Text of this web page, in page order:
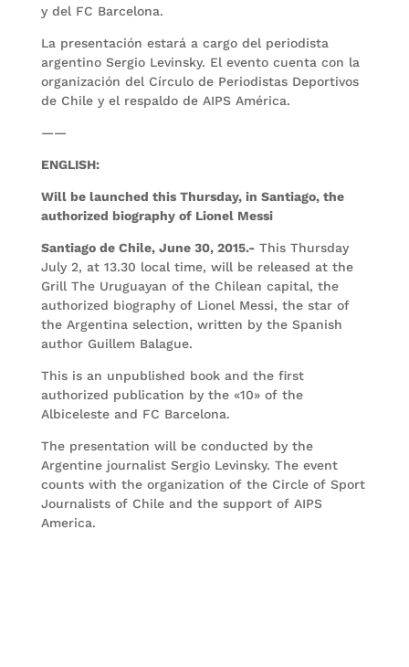
y del FC Barcelona.
La presentación estará a cargo del periodista
argentino Sergio Levinsky. El evento cuenta con la
organización del Círculo de Periodistas Deportivos
de Chile y el respaldo de AIPS América.
——
ENGLISH:
Will be launched this Thursday, in Santiago, the
authorized biography of Lionel Messi
Santiago de Chile, June 30, 2015.-This Thursday
July 2, at 13.30 local time, will be released at the
Grill The Uruguayan of the Chilean capital, the
authorized biography of Lionel Messi, the star of
the Argentina selection, written by the Spanish
author Guillem Balague.
This is an unpublished book and the first
authorized publication by the «10» of the
Albiceleste and FC Barcelona.
The presentation will be conducted by the
Argentine journalist Sergio Levinsky. The event
counts with the organization of the Circle of Sport
Journalists of Chile and the support of AIPS
America.